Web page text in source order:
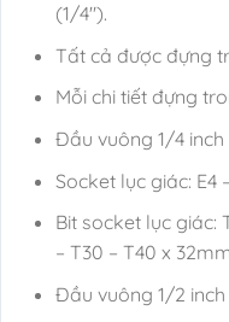
(1/4″).
Tất cả được đựng
Mỗi chi tiết đựng
Đầu vuông 1/4
Socket lục giác: E4 –
Bit socket lục giác:
– T30 – T40 x
Đầu vuông 1/2